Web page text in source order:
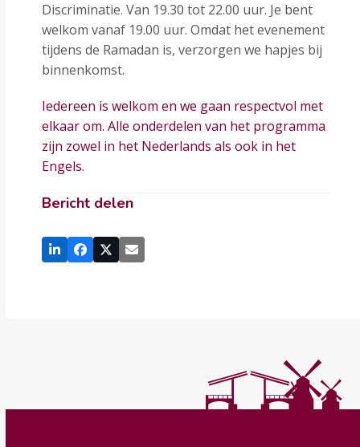
Discriminatie. Van 19.30 tot 22.00 uur. Je bent
welkom vanaf 19.00 uur. Omdat het evenement
tijdens de Ramadan is, verzorgen we hapjes bij
binnenkomst.
Iedereen is welkom en we gaan respectvol met
elkaar om. Alle onderdelen van het programma
zijn zowel in het Nederlands als ook in het
Engels.
Bericht delen